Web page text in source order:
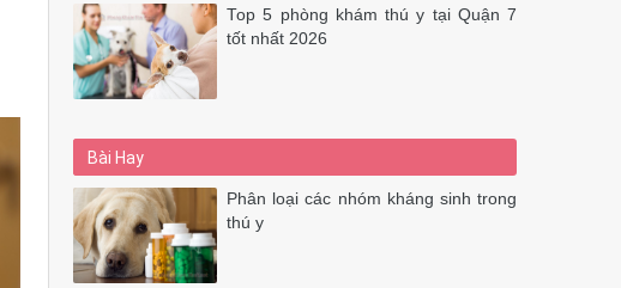
Top 5 phòng khám thú y tại Quận 7
tốt nhất 2026
Bài Hay
Phân loại các nhóm kháng sinh trong
thú y